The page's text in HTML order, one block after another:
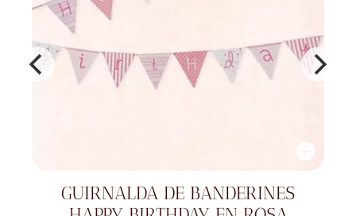
GUIRNALDA DE BANDERINES